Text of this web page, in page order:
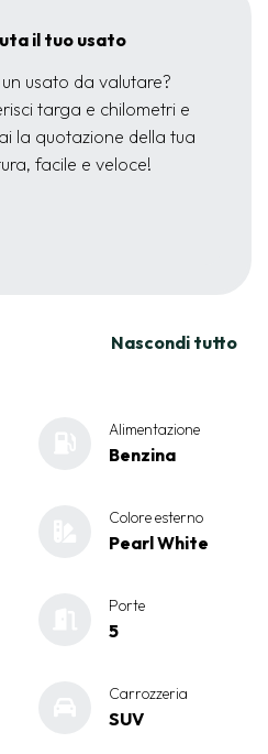
il tuo usato
un usato da valutare?
targa e chilometri e
la quotazione della tua
facile e veloce!
Nascondi tutto
Alimentazione
Benzina
Colore esterno
Pearl White
Porte
5
Carrozzeria
SUV